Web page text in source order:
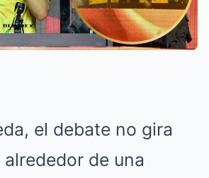
el debate no gira
de una